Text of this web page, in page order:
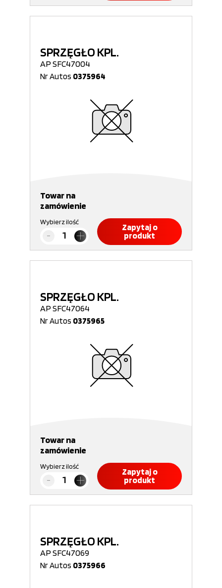
SPRZĘGŁO KPL.
AP SFC47004
Nr Autos 0375964
Towar na
zamówienie
Wybierz ilość
Zapytaj o
produkt
SPRZĘGŁO KPL.
AP SFC47064
Nr Autos 0375965
Towar na
zamówienie
Wybierz ilość
Zapytaj o
produkt
SPRZĘGŁO KPL.
AP SFC47069
Nr Autos 0375966